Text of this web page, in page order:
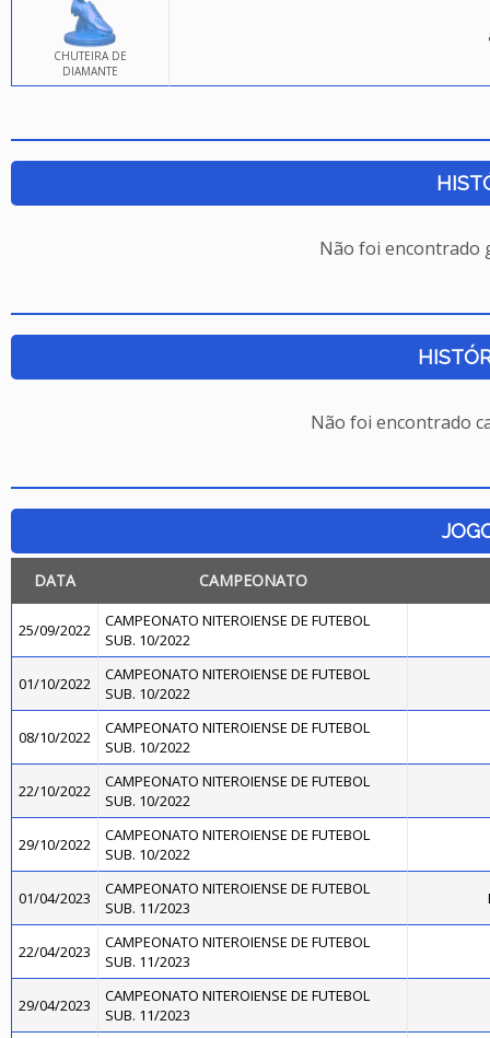
CHUTEIRA DE
DIAMANTE
Não foi encontrado
Não foi encontrado
DATA CAMPEONATO
25/09/2022
CAMPEONATO NITEROIENSE DE FUTEBOL
SUB. 10/2022
01/10/2022
CAMPEONATO NITEROIENSE DE FUTEBOL
SUB. 10/2022
08/10/2022
CAMPEONATO NITEROIENSE DE FUTEBOL
SUB. 10/2022
22/10/2022
CAMPEONATO NITEROIENSE DE FUTEBOL
SUB. 10/2022
29/10/2022
CAMPEONATO NITEROIENSE DE FUTEBOL
SUB. 10/2022
01/04/2023
CAMPEONATO NITEROIENSE DE FUTEBOL
SUB. 11/2023
22/04/2023
CAMPEONATO NITEROIENSE DE FUTEBOL
SUB. 11/2023
29/04/2023
CAMPEONATO NITEROIENSE DE FUTEBOL
SUB. 11/2023